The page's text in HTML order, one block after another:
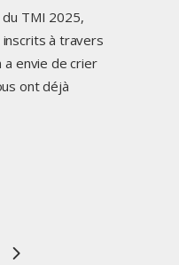
TMI 2025,
à travers
envie de crier
ont déjà